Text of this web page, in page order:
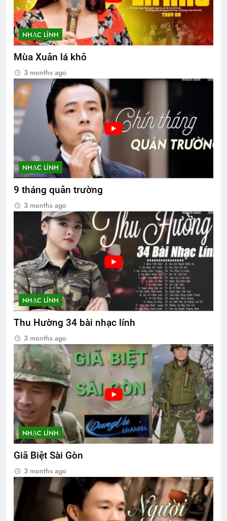
NHẠC LÍNH
Mùa Xuân lá khô
3 months ago
NHẠC LÍNH
9 tháng quân trường
3 months ago
NHẠC LÍNH
Thu Hường 34 bài nhạc lính
3 months ago
NHẠC LÍNH
Giã Biệt Sài Gòn
3 months ago